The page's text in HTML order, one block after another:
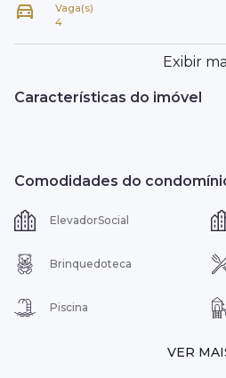
Vaga(s)
4
Exibir
Características do imóvel
Comodidades do
ElevadorSocial
Brinquedoteca
Piscina
VER